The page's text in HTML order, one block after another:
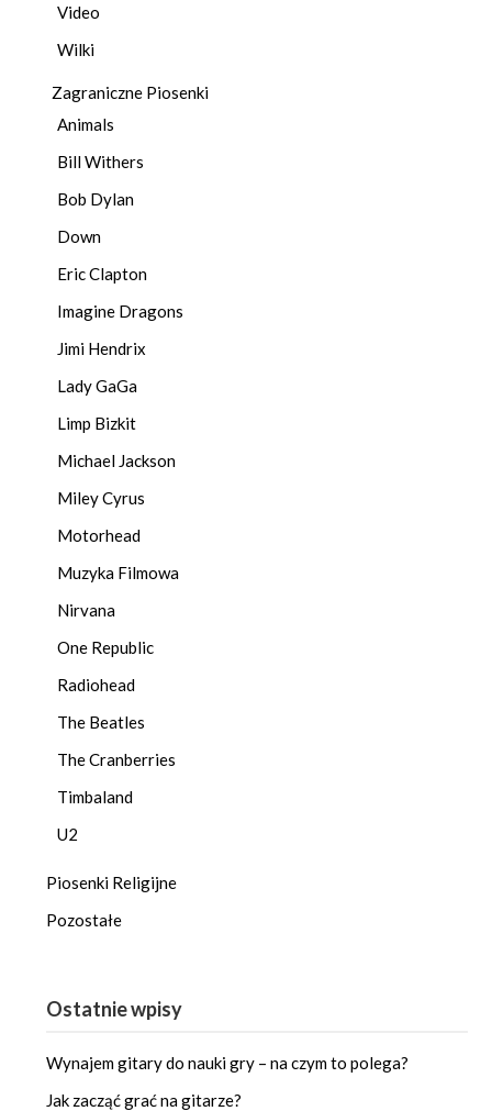
Video
Wilki
Zagraniczne Piosenki
Animals
Bill Withers
Bob Dylan
Down
Eric Clapton
Imagine Dragons
Jimi Hendrix
Lady GaGa
Limp Bizkit
Michael Jackson
Miley Cyrus
Motorhead
Muzyka Filmowa
Nirvana
One Republic
Radiohead
The Beatles
The Cranberries
Timbaland
U2
Piosenki Religijne
Pozostałe
Ostatnie wpisy
Wynajem gitary do nauki gry – na czym to polega?
Jak zacząć grać na gitarze?